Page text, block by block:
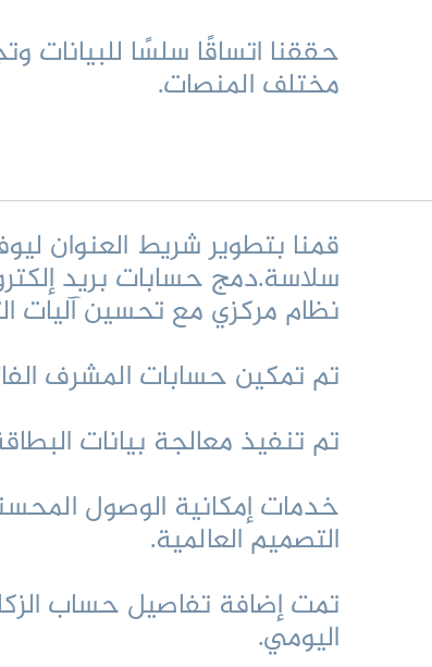
حققنا اتساقًا سلسًا للبيانات
مختلف المنصات.
قمنا بتطوير شريط العنوان
سلاسة.دمج حسابات بريد
نظام مركزي مع تحسين آليات
تم تمكين حسابات المشرف
تم تنفيذ معالجة بيانات
خدمات إمكانية الوصول
التصميم العالمية.
تمت إضافة تفاصيل حساب
اليومي.